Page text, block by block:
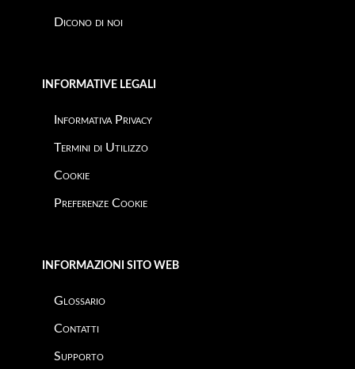
Dicono di noi
INFORMATIVE LEGALI
Informativa Privacy
Termini di Utilizzo
Cookie
Preferenze Cookie
INFORMAZIONI SITO WEB
Glossario
Contatti
Supporto